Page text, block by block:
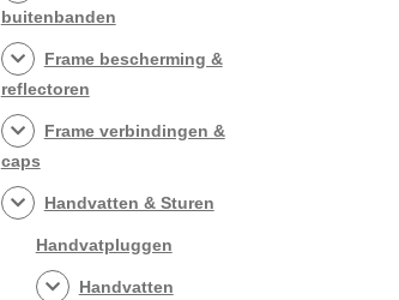
buitenbanden
Frame bescherming &
reflectoren
Frame verbindingen &
caps
Handvatten & Sturen
Handvatpluggen
Handvatten